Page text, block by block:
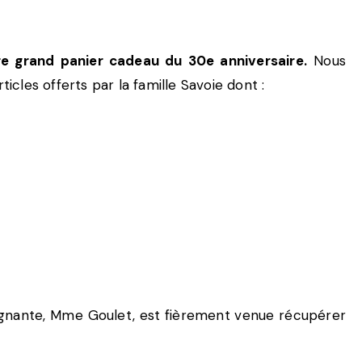
grand panier cadeau du 30e anniversaire. Nous
offerts par la famille Savoie dont :
Mme Goulet, est fièrement venue récupérer